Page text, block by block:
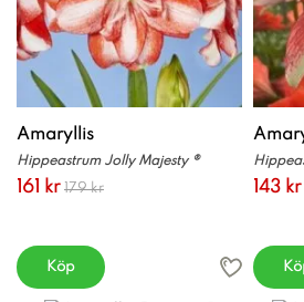
Amaryllis
Hippeastrum Jolly Majesty ®
161 kr 179 kr
Köp
143 kr